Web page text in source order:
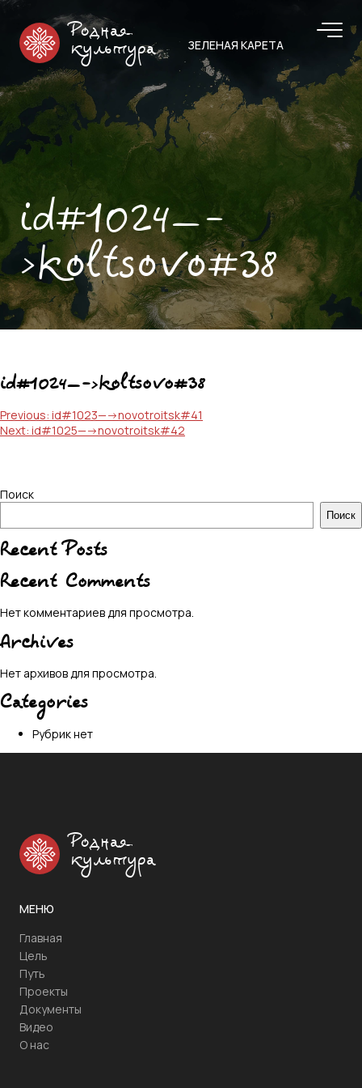
Родная
культура
ЗЕЛЕНАЯ КАРЕТА
id#1024—-
>koltsovo#38
id#1024—->koltsovo#38
Навигация
по
Previous: id#1023—->novotroitsk#41
Next: id#1025—->novotroitsk#42
Поиск
Поиск
Recent Posts
Recent Comments
Нет комментариев для просмотра.
Archives
Нет архивов для просмотра.
Categories
Рубрик нет
Родная
культура
МЕНЮ
Главная
Цель
Путь
Проекты
Документы
Видео
О нас